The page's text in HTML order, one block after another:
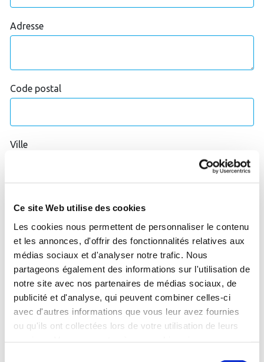
Ce site Web utilise des cookies
Les cookies nous permettent de personnaliser le contenu
et les annonces, d'offrir des fonctionnalités relatives aux
médias sociaux et d'analyser notre trafic. Nous
partageons également des informations sur l'utilisation de
notre site avec nos partenaires de médias sociaux, de
publicité et d'analyse, qui peuvent combiner celles-ci
avec d'autres informations que vous leur avez fournies
ou qu'ils ont collectées lors de votre utilisation de leurs
Adresse
Code postal
Ville
Je souhaite être recontacté pour témoigner de mon
expérience en centre thermal.
J'accepte que les données saisies soient utilisées pour
me contacter dans le cadre de ma demande.
*